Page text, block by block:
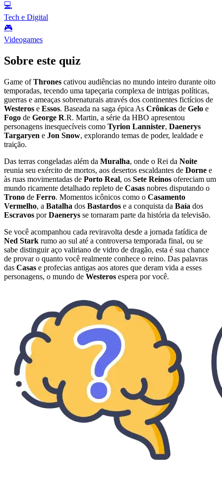
💻
Tech e Digital
🎮
Videogames
Sobre este quiz
Game ofThrones cativou audiências no mundo inteiro durante oito
temporadas, tecendo uma tapeçaria complexa de intrigas políticas,
guerras e ameaças sobrenaturais através dos continentes fictícios de
Westeros e Essos. Baseada na saga épica As Crônicas de Gelo e
Fogo de George R.R. Martin, a série da HBO apresentou
personagens inesquecíveis como Tyrion Lannister, Daenerys
Targaryen e Jon Snow, explorando temas de poder, lealdade e
traição.
Das terras congeladas além da Muralha, onde o Rei da Noite
reunia seu exército de mortos, aos desertos escaldantes de Dorne e
às ruas movimentadas de Porto Real, os Sete Reinos ofereciam um
mundo ricamente detalhado repleto de Casas nobres disputando o
Trono de Ferro. Momentos icônicos como o Casamento
Vermelho, a Batalha dos Bastardos e a conquista da Baía dos
Escravos porDaenerys se tornaram parte da história da televisão.
Se você acompanhou cada reviravolta desde a jornada fatídica de
Ned Stark rumo ao sul até a controversa temporada final, ou se
sabe distinguir aço valiriano de vidro de dragão, esta é sua chance
de provar o quanto você realmente conhece o reino. Das palavras
das Casas e profecias antigas aos atores que deram vida a esses
personagens, o mundo de Westeros espera por você.